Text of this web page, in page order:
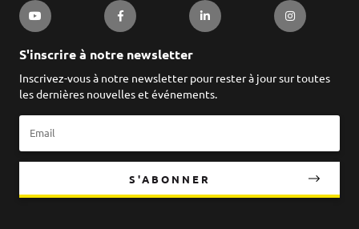
S'inscrire à notre newsletter
Inscrivez-vous à notre newsletter pour rester à jour sur toutes
les dernières nouvelles et événements.
S'ABONNER